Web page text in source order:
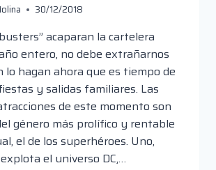
30/12/2018
acaparan la cartelera
entero, no debe extrañarnos
lo hagan ahora que es tiempo de
y salidas familiares. Las
de este momento son
género más prolífico y rentable
el de los superhéroes. Uno,
el universo DC,…